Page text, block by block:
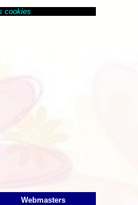
cookies
Webmasters